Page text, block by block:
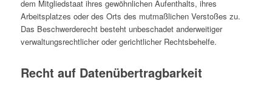
dem Mitgliedstaat ihres gewöhnlichen Aufenthalts, ihres
Arbeitsplatzes oder des Orts des mutmaßlichen Verstoßes zu.
Das Beschwerderecht besteht unbeschadet anderweitiger
verwaltungsrechtlicher oder gerichtlicher Rechtsbehelfe.
Recht auf Daten­übertrag­barkeit